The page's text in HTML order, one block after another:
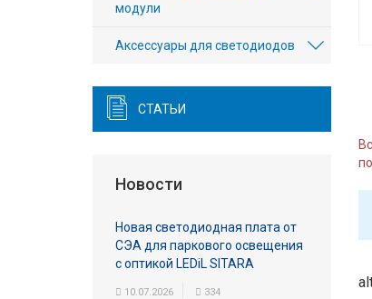
Доставка
поддержка
модули
Аксесcуары для светодиодов
СТАТЬИ
Новости
Новая светодиодная плата от
СЭА для паркового освещения
с оптикой LEDiL SITARA
10.07.2026 334